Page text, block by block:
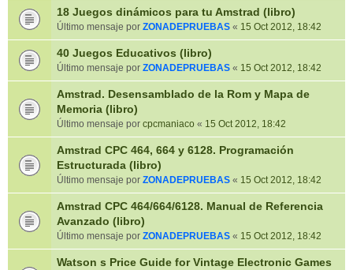
18 Juegos dinámicos para tu Amstrad (libro)
Último mensaje por ZONADEPRUEBAS « 15 Oct 2012, 18:42
40 Juegos Educativos (libro)
Último mensaje por ZONADEPRUEBAS « 15 Oct 2012, 18:42
Amstrad. Desensamblado de la Rom y Mapa de
Memoria (libro)
Último mensaje por cpcmaniaco « 15 Oct 2012, 18:42
Amstrad CPC 464, 664 y 6128. Programación
Estructurada (libro)
Último mensaje por ZONADEPRUEBAS « 15 Oct 2012, 18:42
Amstrad CPC 464/664/6128. Manual de Referencia
Avanzado (libro)
Último mensaje por ZONADEPRUEBAS « 15 Oct 2012, 18:42
Watson s Price Guide for Vintage Electronic Games